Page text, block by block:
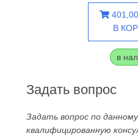
В
в
Задать вопрос
Задать вопрос по
квалифицированную